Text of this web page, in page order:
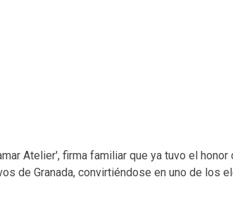
Atelier', firma familiar que ya tuvo el honor
de Granada, convirtiéndose en uno de los